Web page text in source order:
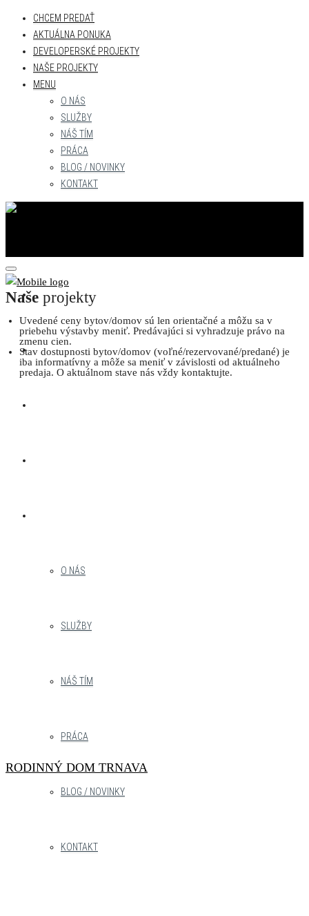
CHCEM PREDAŤ
AKTUÁLNA PONUKA
DEVELOPERSKÉ PROJEKTY
NAŠE PROJEKTY
MENU
O NÁS
SLUŽBY
NÁŠ TÍM
PRÁCA
BLOG / NOVINKY
KONTAKT
CHCEM PREDAŤ
AKTUÁLNA PONUKA
O NÁS
SLUŽBY
NÁŠ TÍM
PRÁCA
BLOG / NOVINKY
KONTAKT
Naše projekty
Uvedené ceny bytov/domov sú len orientačné a môžu sa v
priebehu výstavby meniť. Predávajúci si vyhradzuje právo na
zmenu cien.
Stav dostupnosti bytov/domov (voľné/rezervované/predané) je
iba informatívny a môže sa meniť v závislosti od aktuálneho
predaja. O aktuálnom stave nás vždy kontaktujte.
RODINNÝ DOM TRNAVA